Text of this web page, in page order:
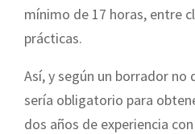
mínimo de 17 horas, entre
prácticas.
Así, y según un borrador
sería obligatorio para
dos años de experiencia